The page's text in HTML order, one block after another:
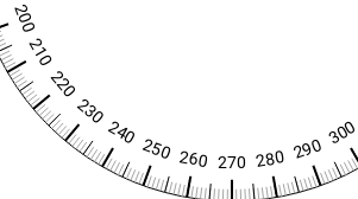
200
210
220
230
240
250 260 270 280 290
300